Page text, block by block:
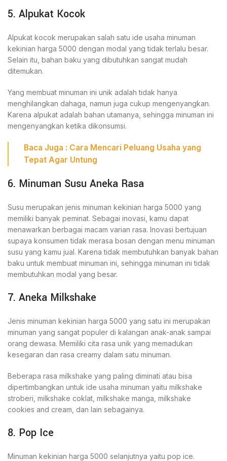
5. Alpukat Kocok
Alpukat kocok merupakan salah satu ide usaha minuman
kekinian harga 5000 dengan modal yang tidak terlalu besar.
Selain itu, bahan baku yang dibutuhkan sangat mudah
ditemukan.
Yang membuat minuman ini unik adalah tidak hanya
menghilangkan dahaga, namun juga cukup mengenyangkan.
Karena alpukat adalah bahan utamanya, sehingga minuman ini
mengenyangkan ketika dikonsumsi.
Baca Juga : Cara Mencari Peluang Usaha yang
Tepat Agar Untung
6. Minuman Susu Aneka Rasa
Susu merupakan jenis minuman kekinian harga 5000 yang
memiliki banyak peminat. Sebagai inovasi, kamu dapat
menawarkan berbagai macam varian rasa. Inovasi bertujuan
supaya konsumen tidak merasa bosan dengan menu minuman
susu yang kamu jual. Karena tidak membutuhkan banyak bahan
baku untuk membuat minuman ini, sehingga minuman ini tidak
membutuhkan modal yang besar.
7. Aneka Milkshake
Jenis minuman kekinian harga 5000 yang satu ini merupakan
minuman yang sangat populer di kalangan anak-anak sampai
orang dewasa. Memiliki cita rasa unik yang memadukan
kesegaran dan rasa creamy dalam satu minuman.
Beberapa rasa milkshake yang paling diminati atau bisa
dipertimbangkan untuk ide usaha minuman yaitu milkshake
stroberi, milkshake coklat, milkshake manga, milkshake
cookies and cream, dan lain sebagainya.
8. Pop Ice
Minuman kekinian harga 5000 selanjutnya yaitu pop ice.